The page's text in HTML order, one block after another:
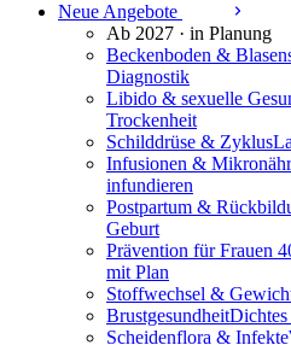
Neue Angebote
Ab 2027 · in Planung
Beckenboden &
Diagnostik
Libido & sexuelle
Trockenheit
Schilddrüse & Zyklus
Infusionen &
infundieren
Postpartum &
Geburt
Prävention für Frauen
mit Plan
Stoffwechsel &
Brustgesundheit
Scheidenflora & Infekte